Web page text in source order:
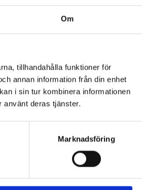
Om
tillhandahålla funktioner för
annan information från din enhet
i sin tur kombinera informationen
använt deras tjänster.
Marknadsföring
KUNDTJÄNST
010-45 00 200​